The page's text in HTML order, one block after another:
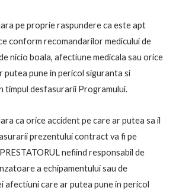
pe proprie raspundere ca este apt
conform recomandarilor medicului de
nicio boala, afectiune medicala sau orice
putea pune in pericol siguranta si
timpul desfasurarii Programului.
ca orice accident pe care ar putea sa il
prezentului contract va fi pe
nefiind responsabil de
a echipamentului sau de
afectiuni care ar putea pune in pericol